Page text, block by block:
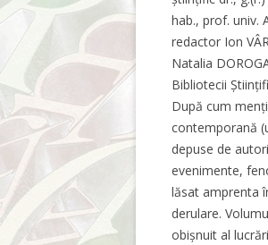
hab., prof. univ.
redactor Ion
Natalia
Bibliotecii
După cum
contemporană
depuse de
evenimente,
lăsat amprenta
derulare.
obișnuit al